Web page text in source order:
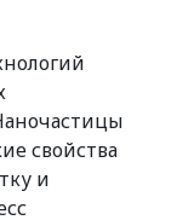
свойства
и